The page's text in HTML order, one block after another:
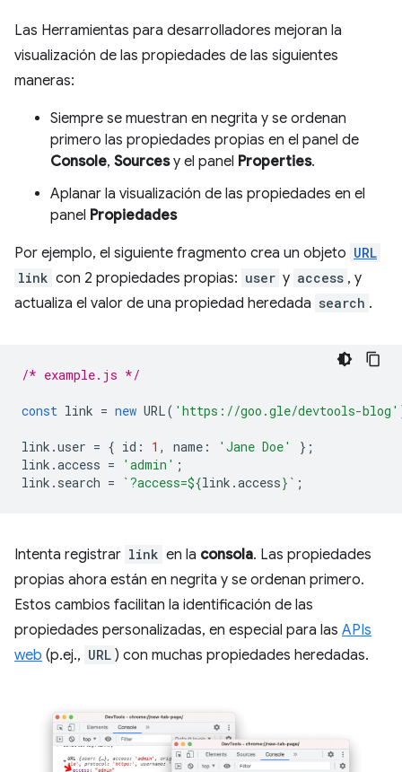
Las Herramientas para desarrolladores mejoran la
visualización de las propiedades de las siguientes
maneras:
Siempre se muestran en negrita y se ordenan
primero las propiedades propias en el panel de
Console, Sourcesy el panel Properties.
Aplanar la visualización de las propiedades en el
panel Propiedades
Por ejemplo, el siguiente fragmento crea un objeto URL
link con 2 propiedades propias: user y access , y
actualiza el valor de una propiedad heredada search .
/* example.js */
const link = new URL( 'https://goo.gle/devtools-blog'
link .user = { id : 1 , name : 'Jane Doe'
};
link .access = 'admin' ;
link . search = `?access=${link .access} ` ;
Intenta registrar link en la consola. Las propiedades
propias ahora están en negrita y se ordenan primero.
Estos cambios facilitan la identificación de las
propiedades personalizadas, en especial para las APIs
web (p.ej., URL ) con muchas propiedades heredadas.